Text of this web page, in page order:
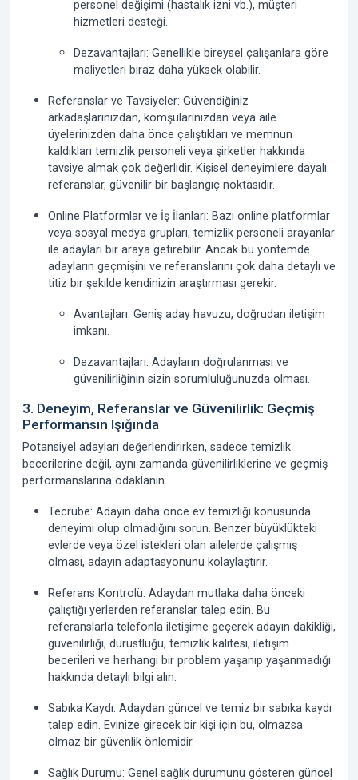
personel değişimi (hastalık izni vb.), müşteri
hizmetleri desteği.
Dezavantajları: Genellikle bireysel çalışanlara göre
maliyetleri biraz daha yüksek olabilir.
Referanslar ve Tavsiyeler: Güvendiğiniz
arkadaşlarınızdan, komşularınızdan veya aile
üyelerinizden daha önce çalıştıkları ve memnun
kaldıkları temizlik personeli veya şirketler hakkında
tavsiye almak çok değerlidir. Kişisel deneyimlere dayalı
referanslar, güvenilir bir başlangıç noktasıdır.
Online Platformlar ve İş İlanları: Bazı online platformlar
veya sosyal medya grupları, temizlik personeli arayanlar
ile adayları bir araya getirebilir. Ancak bu yöntemde
adayların geçmişini ve referanslarını çok daha detaylı ve
titiz bir şekilde kendinizin araştırması gerekir.
Avantajları: Geniş aday havuzu, doğrudan iletişim
imkanı.
Dezavantajları: Adayların doğrulanması ve
güvenilirliğinin sizin sorumluluğunuzda olması.
3. Deneyim, Referanslar ve Güvenilirlik: Geçmiş
Performansın Işığında
Potansiyel adayları değerlendirirken, sadece temizlik
becerilerine değil, aynı zamanda güvenilirliklerine ve geçmiş
performanslarına odaklanın.
Tecrübe: Adayın daha önce ev temizliği konusunda
deneyimi olup olmadığını sorun. Benzer büyüklükteki
evlerde veya özel istekleri olan ailelerde çalışmış
olması, adayın adaptasyonunu kolaylaştırır.
Referans Kontrolü: Adaydan mutlaka daha önceki
çalıştığı yerlerden referanslar talep edin. Bu
referanslarla telefonla iletişime geçerek adayın dakikliği,
güvenilirliği, dürüstlüğü, temizlik kalitesi, iletişim
becerileri ve herhangi bir problem yaşanıp yaşanmadığı
hakkında detaylı bilgi alın.
Sabıka Kaydı: Adaydan güncel ve temiz bir sabıka kaydı
talep edin. Evinize girecek bir kişi için bu, olmazsa
olmaz bir güvenlik önlemidir.
Sağlık Durumu: Genel sağlık durumunu gösteren güncel